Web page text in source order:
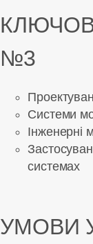
№3
Системи
Інженерні
системах
УМОВИ